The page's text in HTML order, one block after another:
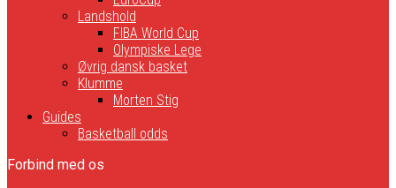
Landshold
FIBA World Cup
Olympiske Lege
Øvrig dansk basket
Klumme
Morten Stig
Guides
Basketball odds
Forbind med os